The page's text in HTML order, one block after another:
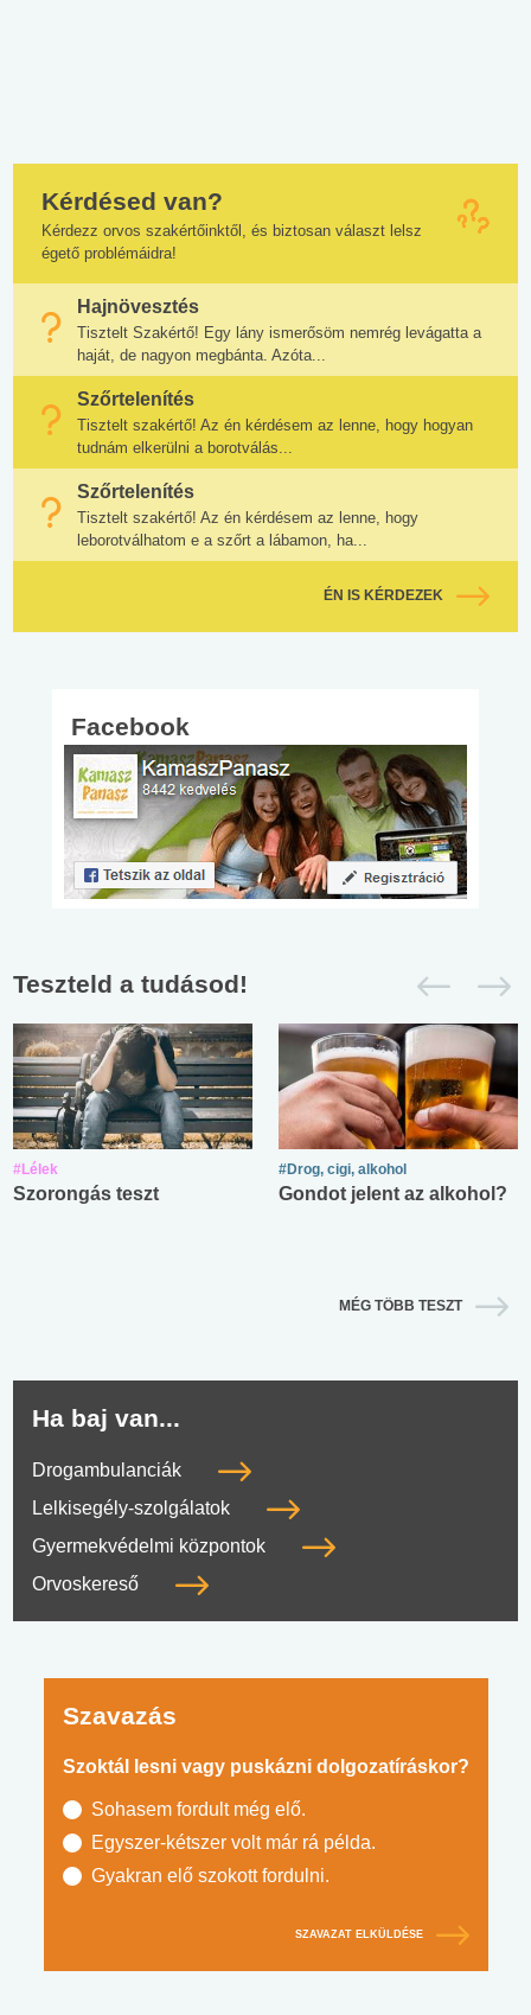
Kérdésed van?
Kérdezz orvos szakértőinktől, és biztosan választ lelsz
égető problémáidra!
Hajnövesztés
Tisztelt Szakértő! Egy lány ismerősöm nemrég levágatta a
haját, de nagyon megbánta. Azóta...
Szőrtelenítés
Tisztelt szakértő! Az én kérdésem az lenne, hogy hogyan
tudnám elkerülni a borotválás...
Szőrtelenítés
Tisztelt szakértő! Az én kérdésem az lenne, hogy
leborotválhatom e a szőrt a lábamon, ha...
ÉN IS KÉRDEZEK
Facebook
Teszteld a tudásod!
#Lélek
Szorongás teszt
#Drog, cigi, alkohol
Gondot jelent az alkohol?
MÉG TÖBB TESZT
Ha baj van...
Drogambulanciák
Lelkisegély-szolgálatok
Gyermekvédelmi központok
Orvoskereső
Szavazás
Szoktál lesni vagy puskázni dolgozatíráskor?
Sohasem fordult még elő.
Egyszer-kétszer volt már rá példa.
Gyakran elő szokott fordulni.
SZAVAZAT ELKÜLDÉSE